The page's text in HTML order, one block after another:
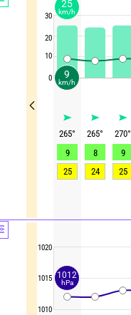
30
20
10
0
1020
1015
1010
265° 265° 270°
9
8 9
25
24 25
9
km/h
25
km/h
1012
hPa